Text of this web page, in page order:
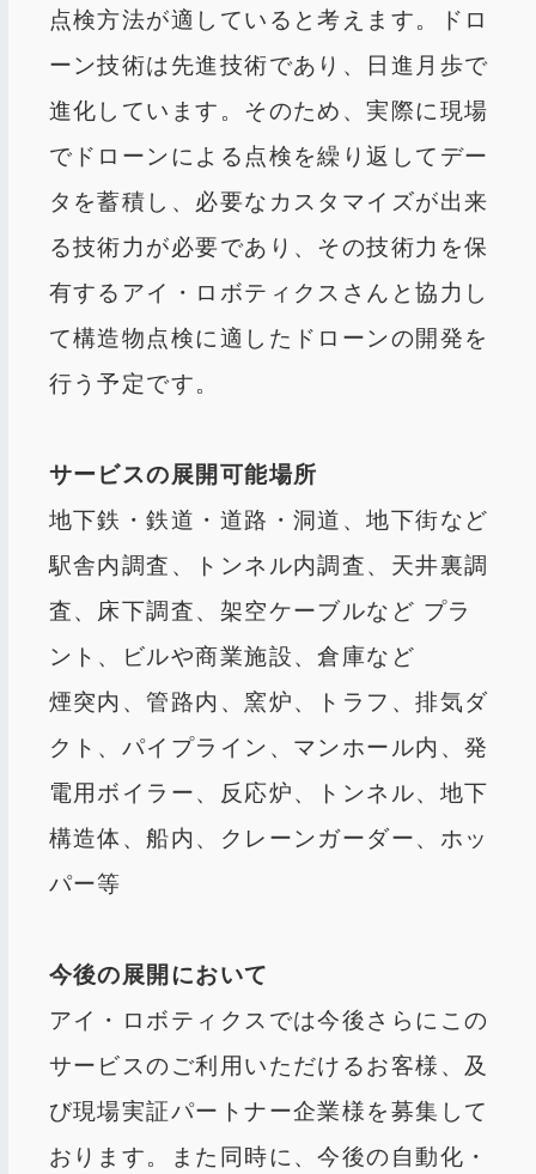
点検方法が適していると考えます。ドロ
ーン技術は先進技術であり、日進月歩で
進化しています。そのため、実際に現場
でドローンによる点検を繰り返してデー
タを蓄積し、必要なカスタマイズが出来
る技術力が必要であり、その技術力を保
有するアイ・ロボティクスさんと協力し
て構造物点検に適したドローンの開発を
行う予定です。
サービスの展開可能場所
地下鉄・鉄道・道路・洞道、地下街など
駅舎内調査、トンネル内調査、天井裏調
査、床下調査、架空ケーブルなど プラ
ント、ビルや商業施設、倉庫など
煙突内、管路内、窯炉、トラフ、排気ダ
クト、パイプライン、マンホール内、発
電用ボイラー、反応炉、トンネル、地下
構造体、船内、クレーンガーダー、ホッ
パー等
今後の展開において
アイ・ロボティクスでは今後さらにこの
サービスのご利用いただけるお客様、及
び現場実証パートナー企業様を募集して
おります。また同時に、今後の自動化・